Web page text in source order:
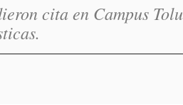
cita en Campus